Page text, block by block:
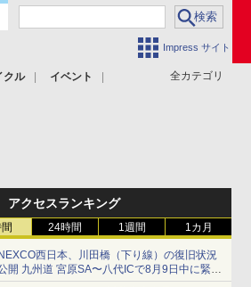
Impress サイト
全カテゴリ
クル イベント
アクセスランキング
24時間 1週間 1カ月
西日本、川田橋（下り線）の復旧状況
開 九州道 宮原SA〜八代ICで8月9日中に緊急
両を通行可能に